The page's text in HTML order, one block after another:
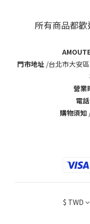
所有商品都歡
門市地址 /台北市大安
營業
電話
購物須知
$ TWD